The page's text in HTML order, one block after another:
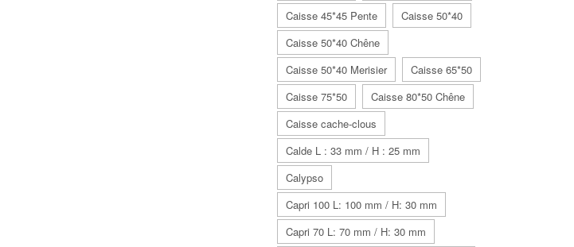
Caisse 45*45 Pente
Caisse 50*40
Caisse 50*40 Chêne
Caisse 50*40 Merisier
Caisse 65*50
Caisse 75*50
Caisse 80*50 Chêne
Caisse cache-clous
Calde L : 33 mm / H : 25 mm
Calypso
Capri 100 L: 100 mm / H: 30 mm
Capri 70 L: 70 mm / H: 30 mm